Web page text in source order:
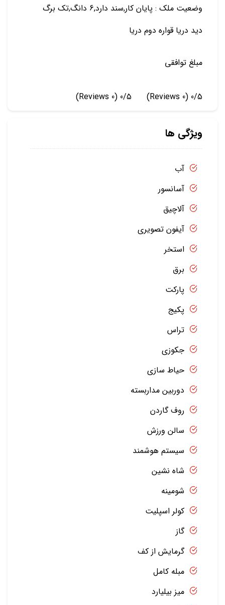
وضعیت ملک : پایان کار,سند دارد,6 دانگ,تک برگ
دید دریا قواره دوم دریا
مبلغ توافقی
0/5
(0 Reviews)
0/5
(0 Reviews)
ویژگی ها
آب
آسانسور
آلاچیق
آیفون تصویری
استخر
برق
پارکت
پکیج
تراس
جکوزی
حیاط سازی
دوربین مداربسته
روف گاردن
سالن ورزش
سیستم هوشمند
شاه نشین
شومینه
کولر اسپلیت
گاز
گرمایش از کف
مبله کامل
میز بیلیارد